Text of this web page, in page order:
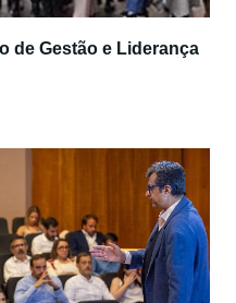
de Gestão e Liderança